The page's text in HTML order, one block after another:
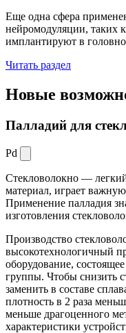
Еще одна сфера
нейромодуляции, таких
имплантируют в
Читать раздел
Новые
Палладий для
Pd
Стекловолокно —
материал, играет
Применение палладия
изготовления
Производство
высокотехнологичный
оборудование,
группы. Чтобы снизить
заменить в составе
плотность в 2 раза
меньше драгоценного
характеристики